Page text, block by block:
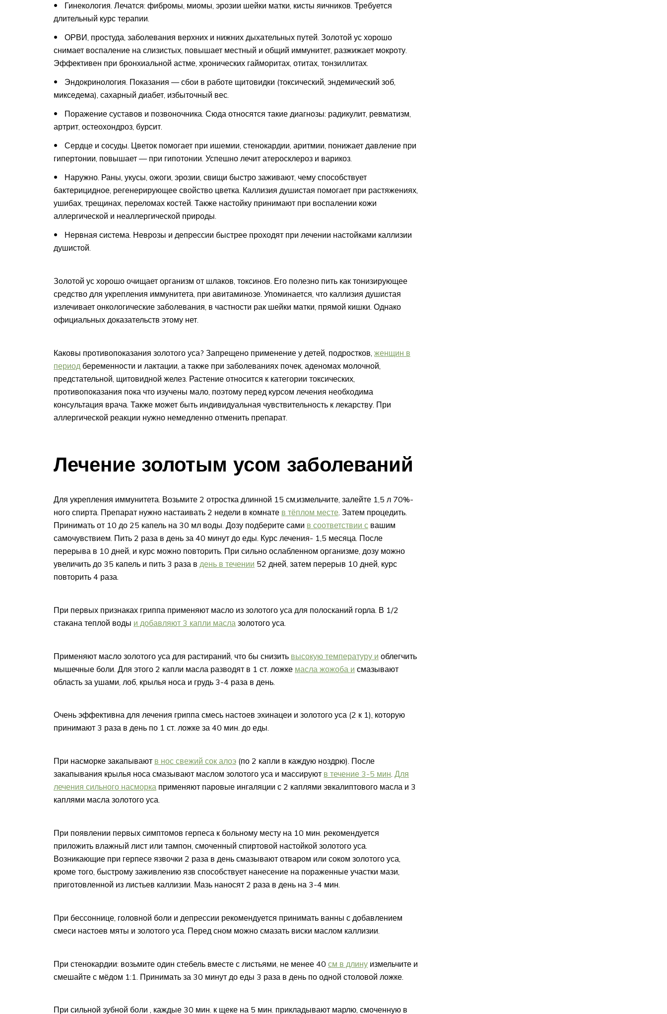
Гинекология. Лечатся: фибромы, миомы, эрозии шейки матки, кисты яичников. Требуется
длительный курс терапии.
ОРВИ, простуда, заболевания верхних и нижних дыхательных путей. Золотой ус хорошо
снимает воспаление на слизистых, повышает местный и общий иммунитет, разжижает мокроту.
Эффективен при бронхиальной астме, хронических гайморитах, отитах, тонзиллитах.
Эндокринология. Показания — сбои в работе щитовидки (токсический, эндемический зоб,
микседема), сахарный диабет, избыточный вес.
Поражение суставов и позвоночника. Сюда относятся такие диагнозы: радикулит, ревматизм,
артрит, остеохондроз, бурсит.
Сердце и сосуды. Цветок помогает при ишемии, стенокардии, аритмии, понижает давление при
гипертонии, повышает — при гипотонии. Успешно лечит атеросклероз и варикоз.
Наружно. Раны, укусы, ожоги, эрозии, свищи быстро заживают, чему способствует
бактерицидное, регенерирующее свойство цветка. Каллизия душистая помогает при растяжениях,
ушибах, трещинах, переломах костей. Также настойку принимают при воспалении кожи
аллергической и неаллергической природы.
Нервная система. Неврозы и депрессии быстрее проходят при лечении настойками каллизии
душистой.
Золотой ус хорошо очищает организм от шлаков, токсинов. Его полезно пить как тонизирующее
средство для укрепления иммунитета, при авитаминозе. Упоминается, что каллизия душистая
излечивает онкологические заболевания, в частности рак шейки матки, прямой кишки. Однако
официальных доказательств этому нет.
Каковы противопоказания золотого уса? Запрещено применение у детей, подростков, женщин в
период беременности и лактации, а также при заболеваниях почек, аденомах молочной,
предстательной, щитовидной желез. Растение относится к категории токсических,
противопоказания пока что изучены мало, поэтому перед курсом лечения необходима
консультация врача. Также может быть индивидуальная чувствительность к лекарству. При
аллергической реакции нужно немедленно отменить препарат.
Лечение золотым усом заболеваний
Для укрепления иммунитета. Возьмите 2 отростка длинной 15 см,измельчите, залейте 1,5 л 70%-
ного спирта. Препарат нужно настаивать 2 недели в комнате в тёплом месте . Затем процедить.
Принимать от 10 до 25 капель на 30 мл воды. Дозу подберите сами в соответствии с вашим
самочувствием. Пить 2 раза в день за 40 минут до еды. Курс лечения- 1,5 месяца. После
перерыва в 10 дней, и курс можно повторить. При сильно ослабленном организме, дозу можно
увеличить до 35 капель и пить 3 раза в день в течении 52 дней, затем перерыв 10 дней, курс
повторить 4 раза.
При первых признаках гриппа применяют масло из золотого уса для полосканий горла. В 1/2
стакана теплой воды и добавляют 3 капли масла золотого уса.
Применяют масло золотого уса для растираний, что бы снизить высокую температуру и облегчить
мышечные боли. Для этого 2 капли масла разводят в 1 ст. ложке масла жожоба и смазывают
область за ушами, лоб, крылья носа и грудь 3-4 раза в день.
Очень эффективна для лечения гриппа смесь настоев эхинацеи и золотого уса (2 к 1), которую
принимают 3 раза в день по 1 ст. ложке за 40 мин. до еды.
При насморке закапывают в нос свежий сок алоэ (по 2 капли в каждую ноздрю). После
закапывания крылья носа смазывают маслом золотого уса и массируют в течение 3-5 мин. Для
лечения сильного насморка применяют паровые ингаляции с 2 каплями эвкалиптового масла и 3
каплями масла золотого уса.
При появлении первых симптомов герпеса к больному месту на 10 мин. рекомендуется
приложить влажный лист или тампон, смоченный спиртовой настойкой золотого уса.
Возникающие при герпесе язвочки 2 раза в день смазывают отваром или соком золотого уса,
кроме того, быстрому заживлению язв способствует нанесение на пораженные участки мази,
приготовленной из листьев каллизии. Мазь наносят 2 раза в день на 3-4 мин.
При бессоннице, головной боли и депрессии рекомендуется принимать ванны с добавлением
смеси настоев мяты и золотого уса. Перед сном можно смазать виски маслом каллизии.
При стенокардии: возьмите один стебель вместе с листьями, не менее 40 см в длину измельчите и
смешайте с мёдом 1:1. Принимать за 30 минут до еды 3 раза в день по одной столовой ложке.
При сильной зубной боли , каждые 30 мин. к щеке на 5 мин. прикладывают марлю, смоченную в